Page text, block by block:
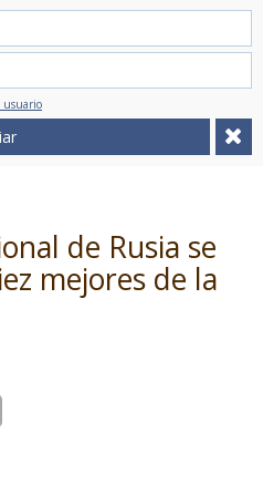
usuario
de Rusia se
mejores de la